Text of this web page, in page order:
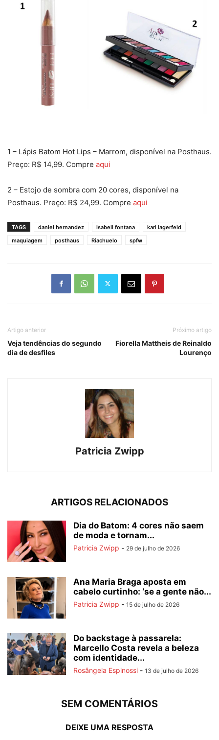
1 – Lápis Batom Hot Lips – Marrom, disponível na Posthaus.
Preço: R$ 14,99. Compre aqui
2 – Estojo de sombra com 20 cores, disponível na
Posthaus. Preço: R$ 24,99. Compre aqui
TAGS daniel hernandez isabeli fontana
karl lagerfeld
maquiagem
posthaus Riachuelo spfw
Artigo anterior
Veja tendências do segundo
dia de desfiles
Próximo artigo
Fiorella Mattheis de Reinaldo
Lourenço
Patricia Zwipp
ARTIGOS RELACIONADOS
Dia do Batom: 4 cores não saem
de moda e tornam...
Patricia Zwipp - 29 de julho de 2026
Ana Maria Braga aposta em
cabelo curtinho: ‘se a gente não...
Patricia Zwipp - 15 de julho de 2026
Do backstage à passarela:
Marcello Costa revela a beleza
com identidade...
Rosângela Espinossi - 13 de julho de 2026
SEM COMENTÁRIOS
DEIXE UMA RESPOSTA